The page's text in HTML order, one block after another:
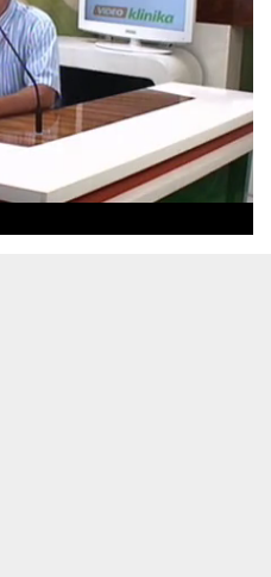
0%